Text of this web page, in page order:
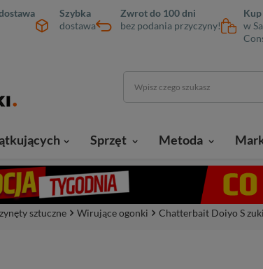
Szybka
dostawa
Zwrot do 100 dni
bez podania przyczyny!
w
Sprzęt Metoda
sztuczne Wirujące ogonki Chatterbait Doiyo S